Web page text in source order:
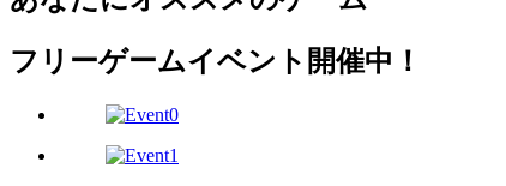
フリーゲームイベント開催中！